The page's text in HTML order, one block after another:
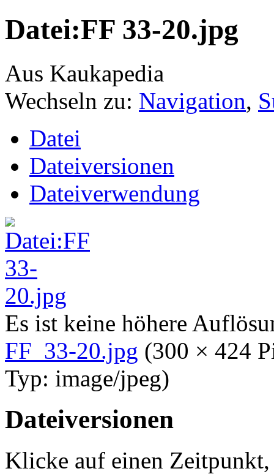
Datei:FF 33-20.jpg
Aus Kaukapedia
Wechseln zu: Navigation,
Datei
Dateiversionen
Dateiverwendung
Es ist keine höhere
FF_33-20.jpg (300 × 424
Typ: image/jpeg)
Dateiversionen
Klicke auf einen Zeitpunkt,